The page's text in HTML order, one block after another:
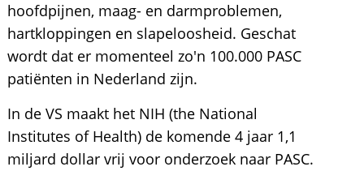
hoofdpijnen, maag- en darmproblemen,
hartkloppingen en slapeloosheid. Geschat
wordt dat er momenteel zo'n 100.000 PASC
patiënten in Nederland zijn.
In de VS maakt het NIH (the National
Institutes of Health) de komende 4 jaar 1,1
miljard dollar vrij voor onderzoek naar PASC.